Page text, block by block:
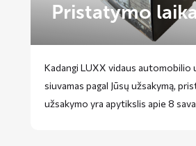
Pristatymo
Kadangi LUXX vidaus automobilio
siuvamas pagal Jūsų užsakymą,
užsakymo yra apytikslis apie 8